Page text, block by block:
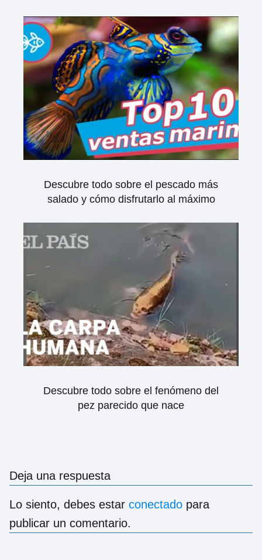
Descubre todo sobre el pescado más
salado y cómo disfrutarlo al máximo
Descubre todo sobre el fenómeno del
pez parecido que nace
Deja una respuesta
Lo siento, debes estar conectado para
publicar un comentario.